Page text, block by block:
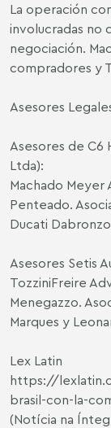
La operación
involucradas no
negociación.
compradores y
Asesores
Asesores de C6
Ltda):
Machado Meyer
Penteado.
Ducati Dabronzo
Asesores Setis
TozziniFreire
Menegazzo.
Marques y
Lex Latin
https://
brasil-con-la-
(Notícia na